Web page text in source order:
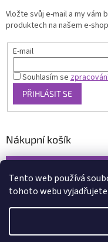
Tento web používá
tohoto webu
Vložte svůj e-mail a my vám
produktech na našem e-
E-mail
Souhlasím se
PŘIHLÁSIT SE
Nákupní košík